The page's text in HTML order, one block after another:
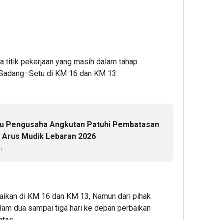
titik pekerjaan yang masih dalam tahap
di KM 16 dan KM 13.
Pengusaha Angkutan Patuhi Pembatasan
Mudik Lebaran 2026
di KM 16 dan KM 13, Namun dari pihak
dua sampai tiga hari ke depan perbaikan